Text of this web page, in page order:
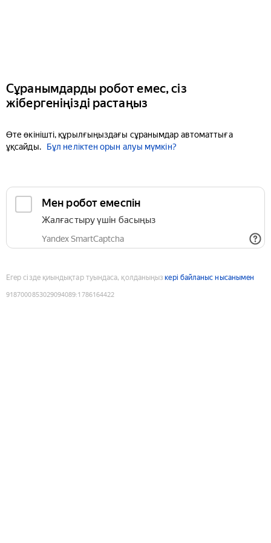
Сұранымдарды робот емес, сіз
жібергеніңізді растаңыз
Өте өкінішті, құрылғыңыздағы сұранымдар автоматтыға
ұқсайды.
Бұл неліктен орын алуы мүмкін?
Мен робот емеспін
Жалғастыру үшін басыңыз
Yandex SmartCaptcha
Егер сізде қиындықтар туындаса, қолданыңыз кері байланыс нысанымен
9187000853029094089:1786164422